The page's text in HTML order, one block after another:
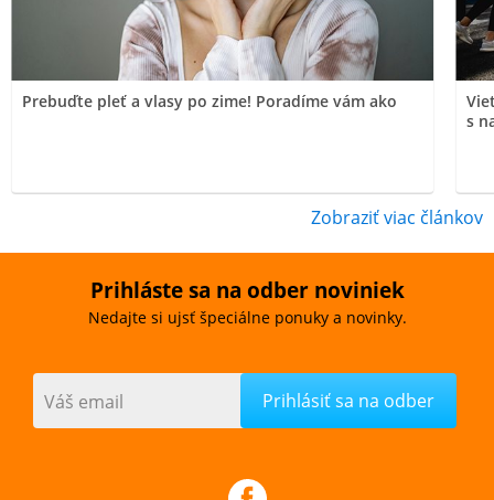
Prebuďte pleť a vlasy po zime! Poradíme vám ako
s
Zobraziť viac článkov
Prihláste sa na odber noviniek
Nedajte si ujsť špeciálne ponuky a novinky.
Váš email